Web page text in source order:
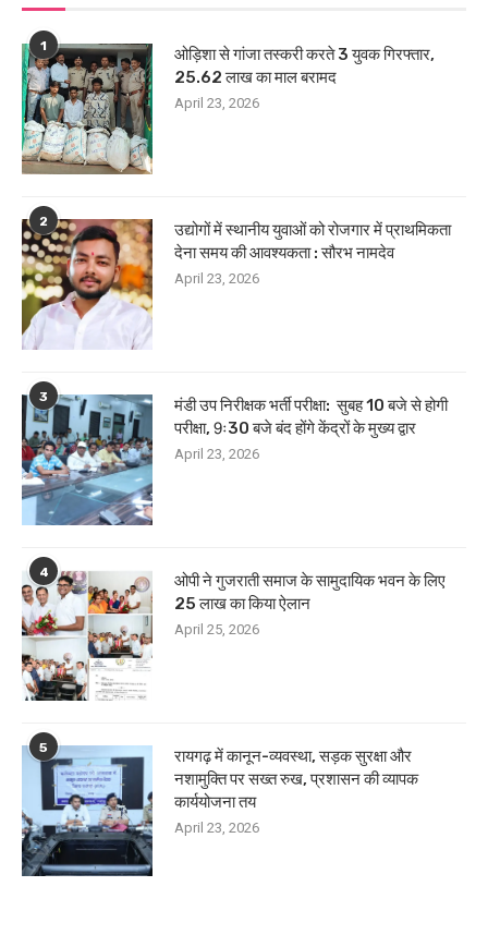
1
ओड़िशा से गांजा तस्करी करते 3 युवक गिरफ्तार,
25.62 लाख का माल बरामद
April 23, 2026
2
उद्योगों में स्थानीय युवाओं को रोजगार में प्राथमिकता
देना समय की आवश्यकता : सौरभ नामदेव
April 23, 2026
3
मंडी उप निरीक्षक भर्ती परीक्षा: सुबह 10 बजे से होगी
परीक्षा, 9ः30 बजे बंद होंगे केंद्रों के मुख्य द्वार
April 23, 2026
4
ओपी ने गुजराती समाज के सामुदायिक भवन के लिए
25 लाख का किया ऐलान
April 25, 2026
5
रायगढ़ में कानून-व्यवस्था, सड़क सुरक्षा और
नशामुक्ति पर सख्त रुख, प्रशासन की व्यापक
कार्ययोजना तय
April 23, 2026